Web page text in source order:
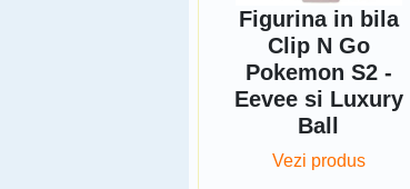
Figurina in bila
Clip N Go
Pokemon S2 -
Eevee si Luxury
Ball
Vezi produs